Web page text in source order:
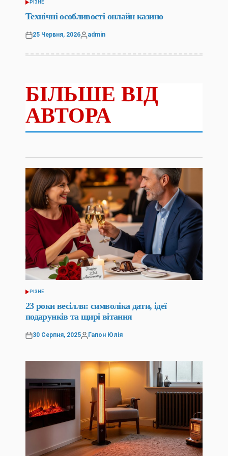
ОПУБЛІКУВАТИ
У
РІЗНЕ
Технічні особливості онлайн казино
Оприлюднено
25 Червня, 2026
Опубліковано
admin
БІЛЬШЕ ВІД
АВТОРА
ОПУБЛІКУВАТИ
У
РІЗНЕ
23 роки весілля: символіка дати, ідеї
подарунків та щирі вітання
Оприлюднено
30 Серпня, 2025
Опубліковано
Гапон Юлія